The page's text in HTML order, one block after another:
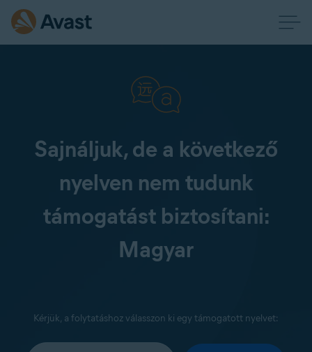
Sajnáljuk, de a következő
nyelven nem tudunk
támogatást biztosítani:
Magyar
Kérjük, a folytatáshoz válasszon ki egy támogatott nyelvet: